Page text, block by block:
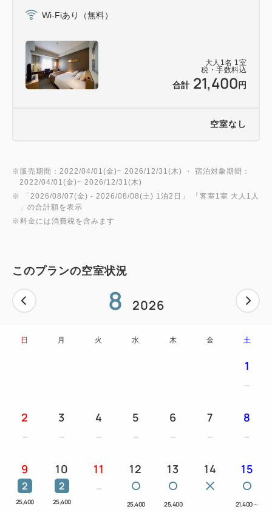
◆駐車場について
秋田駅（西口）に併設している「ホテルメトロポリタ
ホテル裏手の「ホテルメトロポリタン・トピコ・アル
＜駐車場のご利用料金について＞
駐車料金は、ご1泊につき、普通車：1000円となりま
す。（昼13:00から翌日13:00までの24H）
お車の大きさにより料金が異なります。詳しくはお問
※チェックインの際に必ず駐車券をフロントスタッフ
にご提示ください。
大人 1 名 1 室
税・手数料込
合計 21,400 円
Wi-Fiあり（無料）
空室なし
※販売期間：2022/04/01(金)~ 2026/12/31(木) ・ 宿泊対象期間：
2022/04/01(金)~ 2026/12/31(木)
※ 「 2026/08/07(金) - 2026/08/08(土) 1泊2日 」 「客室1室 大人1人
」の合計額を表示
※料金には消費税を含みます
このプランの空室状況
8 2026
日 月 火 水 木 金 土
1
2 3 4 5 6 7 8
9
2
25,400
10
2
25,400
11 12
25,400
13
25,400
14 15
21,400 ～